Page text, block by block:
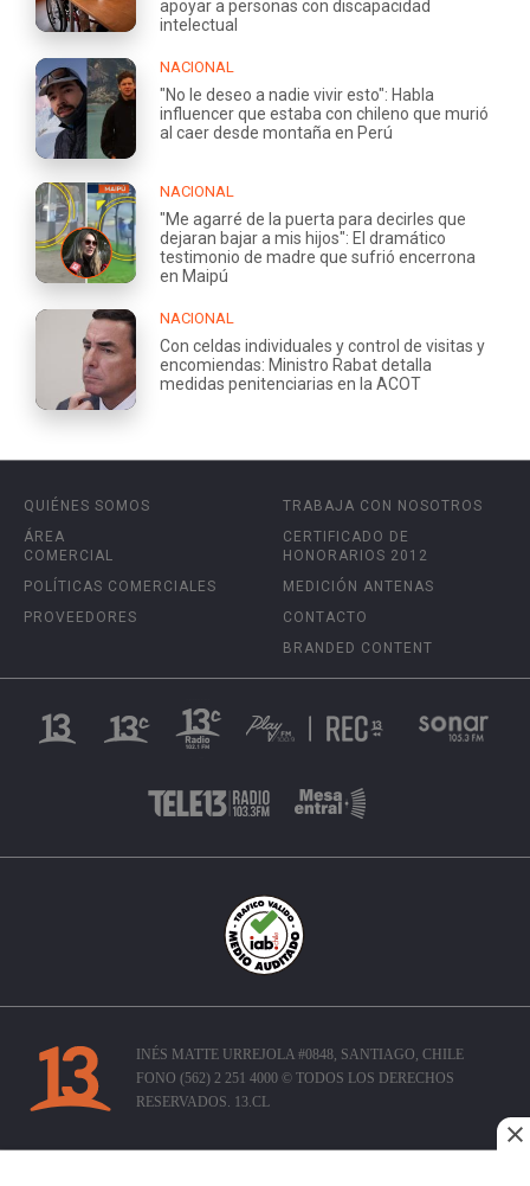
apoyar a personas con discapacidad
intelectual
NACIONAL
"No le deseo a nadie vivir esto": Habla
influencer que estaba con chileno que murió
al caer desde montaña en Perú
NACIONAL
"Me agarré de la puerta para decirles que
dejaran bajar a mis hijos": El dramático
testimonio de madre que sufrió encerrona
en Maipú
NACIONAL
Con celdas individuales y control de visitas y
encomiendas: Ministro Rabat detalla
medidas penitenciarias en la ACOT
QUIÉNES SOMOS
ÁREA
COMERCIAL
POLÍTICAS COMERCIALES
PROVEEDORES
TRABAJA CON NOSOTROS
CERTIFICADO DE
HONORARIOS 2012
MEDICIÓN ANTENAS
CONTACTO
BRANDED CONTENT
INÉS MATTE URREJOLA #0848, SANTIAGO, CHILE
FONO (562) 2 251 4000 © TODOS LOS DERECHOS
RESERVADOS. 13.CL